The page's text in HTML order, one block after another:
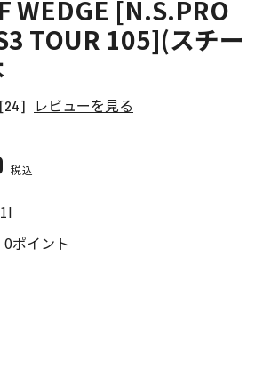
WEDGE [N.S.PRO
TOUR 105](スチー
[24] レビューを見る
0ポイント